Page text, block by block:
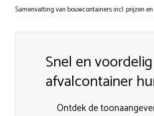
Samenvatting van bouwcontainers incl. prijzen
Snel en
afvalcontainer
Ontdek de